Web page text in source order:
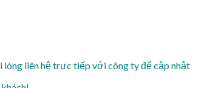
lòng liên hệ trực tiếp với công ty để cập nhật